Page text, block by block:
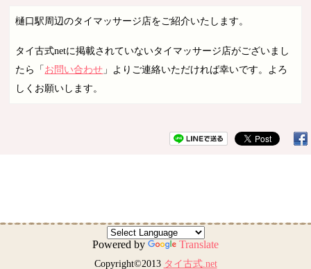
樋口駅周辺のタイマッサージ店をご紹介いたします。
タイ古式netに掲載されていないタイマッサージ店がございまし
たら「お問い合わせ 」よりご連絡いただければ幸いです。よろ
しくお願いします。
Powered by Translate
Copyright©2013 タイ古式.net